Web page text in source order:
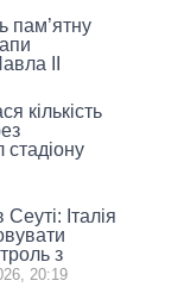
пам’ятну
II
кількість
стадіону
Італія
з
20:19